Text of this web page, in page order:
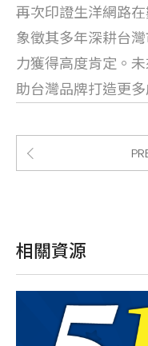
再次印證生洋網路
象徵其多年深耕台
力獲得高度肯定。
助台灣品牌打造更多
相關資源